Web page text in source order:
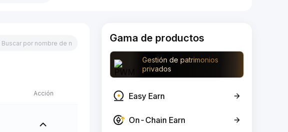
Acción
Gama de productos
Gestión de patrimonios
privados
Easy Earn
On-Chain Earn